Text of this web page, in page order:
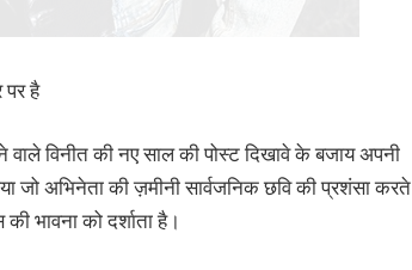
है
विनीत की नए साल की पोस्ट दिखावे के बजाय अपनी
अभिनेता की ज़मीनी सार्वजनिक छवि की प्रशंसा करते
भावना को दर्शाता है।